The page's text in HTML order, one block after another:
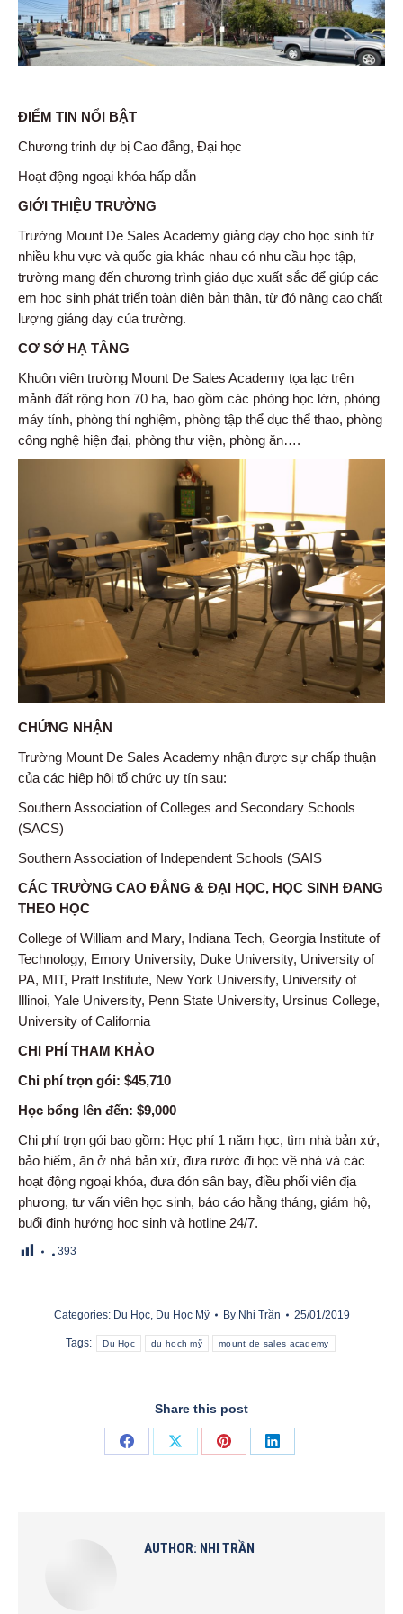
ĐIỂM TIN NỔI BẬT
Chương trinh dự bị Cao đẳng, Đại học
Hoạt động ngoại khóa hấp dẫn
GIỚI THIỆU TRƯỜNG
Trường Mount De Sales Academy giảng dạy cho học sinh từ
nhiều khu vực và quốc gia khác nhau có nhu cầu học tập,
trường mang đến chương trình giáo dục xuất sắc để giúp các
em học sinh phát triển toàn diện bản thân, từ đó nâng cao chất
lượng giảng dạy của trường.
CƠ SỞ HẠ TẦNG
Khuôn viên trường Mount De Sales Academy tọa lạc trên
mảnh đất rộng hơn 70 ha, bao gồm các phòng học lớn, phòng
máy tính, phòng thí nghiệm, phòng tập thể dục thể thao, phòng
công nghệ hiện đại, phòng thư viện, phòng ăn….
CHỨNG NHẬN
Trường Mount De Sales Academy nhận được sự chấp thuận
của các hiệp hội tổ chức uy tín sau:
Southern Association of Colleges and Secondary Schools
(SACS)
Southern Association of Independent Schools (SAIS
CÁC TRƯỜNG CAO ĐẲNG & ĐẠI HỌC, HỌC SINH ĐANG
THEO HỌC
College of William and Mary, Indiana Tech, Georgia Institute of
Technology, Emory University, Duke University, University of
PA, MIT, Pratt Institute, New York University, University of
Illinoi, Yale University, Penn State University, Ursinus College,
University of California
CHI PHÍ THAM KHẢO
Chi phí trọn gói: $45,710
Học bổng lên đến: $9,000
Chi phí trọn gói bao gồm: Học phí 1 năm học, tìm nhà bản xứ,
bảo hiểm, ăn ở nhà bản xứ, đưa rước đi học về nhà và các
hoạt động ngoại khóa, đưa đón sân bay, điều phối viên địa
phương, tư vấn viên học sinh, báo cáo hằng tháng, giám hộ,
buổi định hướng học sinh và hotline 24/7.
393
Categories: Du Học, Du Học Mỹ By Nhi Trần 25/01/2019
Tags: Du Học du hoch mỹ mount de sales academy
Share this post
Share
Share
Share
Share
AUTHOR: NHI TRẦN